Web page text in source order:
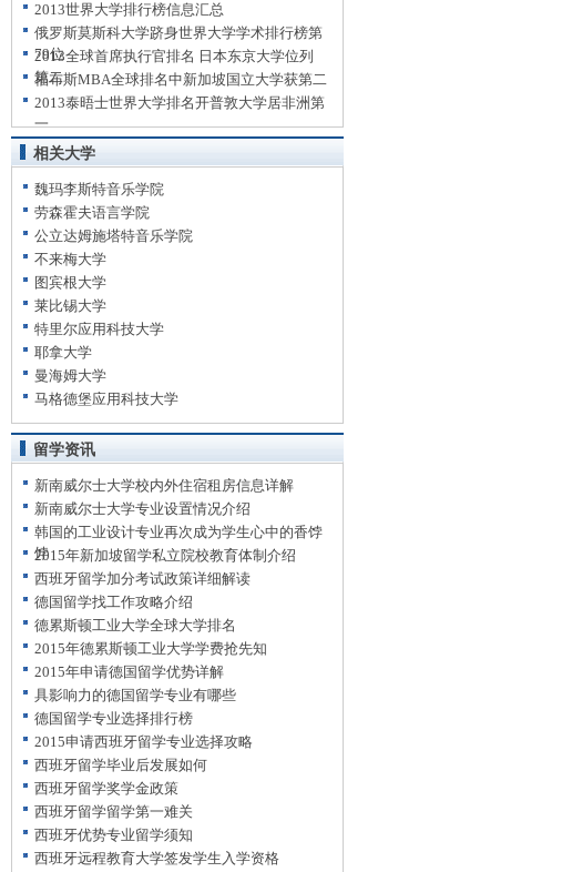
2013世界大学排行榜信息汇总
俄罗斯莫斯科大学跻身世界大学学术排行榜第
79位
2013全球首席执行官排名 日本东京大学位列
第二
福布斯MBA全球排名中新加坡国立大学获第二
2013泰晤士世界大学排名开普敦大学居非洲第
一
相关大学
魏玛李斯特音乐学院
劳森霍夫语言学院
公立达姆施塔特音乐学院
不来梅大学
图宾根大学
莱比锡大学
特里尔应用科技大学
耶拿大学
曼海姆大学
马格德堡应用科技大学
留学资讯
新南威尔士大学校内外住宿租房信息详解
新南威尔士大学专业设置情况介绍
韩国的工业设计专业再次成为学生心中的香饽
饽
2015年新加坡留学私立院校教育体制介绍
西班牙留学加分考试政策详细解读
德国留学找工作攻略介绍
德累斯顿工业大学全球大学排名
2015年德累斯顿工业大学学费抢先知
2015年申请德国留学优势详解
具影响力的德国留学专业有哪些
德国留学专业选择排行榜
2015申请西班牙留学专业选择攻略
西班牙留学毕业后发展如何
西班牙留学奖学金政策
西班牙留学留学第一难关
西班牙优势专业留学须知
西班牙远程教育大学签发学生入学资格